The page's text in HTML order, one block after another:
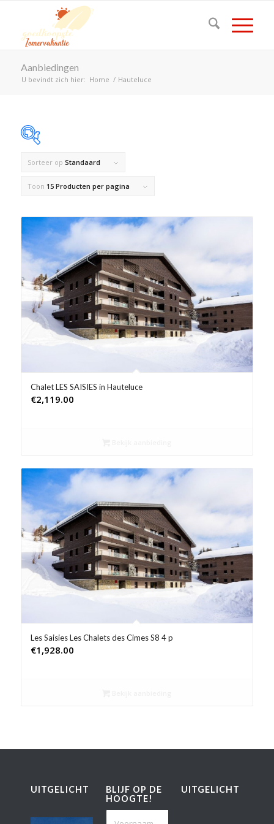
Aanbiedingen
U bevindt zich hier: Home / Hauteluce
Op voorraad
Product Land
Product Maximaal aantal personen
Product Prijs vanaf €
Product Rating
Product Reisorganisatie
Product Wifi
Sorteer op Standaard
Toon 15 Producten per pagina
Chalet LES SAISIES in Hauteluce
€2,119.00
Les Saisies Les Chalets des Cimes S8 4 p
€1,928.00
UITGELICHT
BLIJF OP DE
HOOGTE!
UITGELICHT